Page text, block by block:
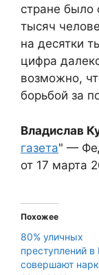
стране было
тысяч
на десятки
цифра
возможно,
борьбой за
Владислав
газета" —
от 17 марта
Похожее
80% уличных
преступлений в
совершают